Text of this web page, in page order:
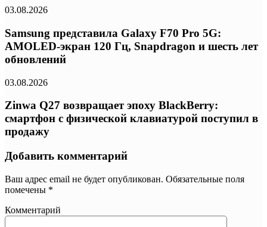
03.08.2026
Samsung представила Galaxy F70 Pro 5G:
AMOLED-экран 120 Гц, Snapdragon и шесть лет
обновлений
03.08.2026
Zinwa Q27 возвращает эпоху BlackBerry:
смартфон с физической клавиатурой поступил в
продажу
Добавить комментарий
Ваш адрес email не будет опубликован. Обязательные поля
помечены *
Комментарий